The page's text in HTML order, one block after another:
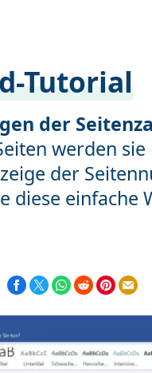
Tutorial
der
werden
der
diese einfache